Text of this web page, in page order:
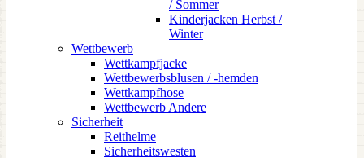
/ Sommer
Kinderjacken Herbst /
Winter
Wettbewerb
Wettkampfjacke
Wettbewerbsblusen / -hemden
Wettkampfhose
Wettbewerb Andere
Sicherheit
Reithelme
Sicherheitswesten